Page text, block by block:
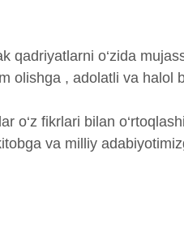
qadriyatlarni o‘zida
olishga , adolatli va halol
o‘z fikrlari bilan
va milliy